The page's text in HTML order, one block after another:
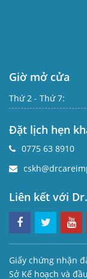
Giờ mở cửa
Thứ 2 - Thứ 7:
Đặt lịch hẹn
0775 63 8910
Liên kết với
Giấy chứng nhận
Sở Kế hoạch và